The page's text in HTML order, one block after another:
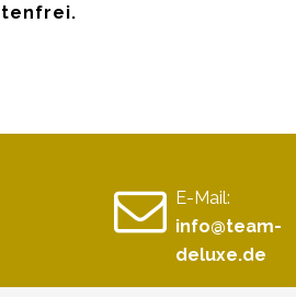
E-Mail:
info@team-
deluxe.de